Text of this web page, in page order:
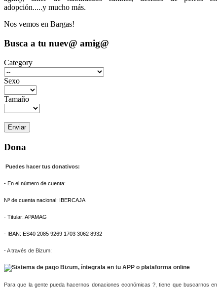
adopción.....y mucho más.
Nos vemos en Bargas!
Busca a tu nuev@ amig@
Category
Sexo
Tamaño
Dona
Puedes hacer tus donativos:
- En el número de cuenta:
Nº de cuenta nacional: IBERCAJA
- Titular: APAMAG
- IBAN: ES40 2085 9269 1703 3062 8932
-A través de Bizum:
Para que la gente pueda hacernos donaciones económicas ?, tiene que buscarnos en